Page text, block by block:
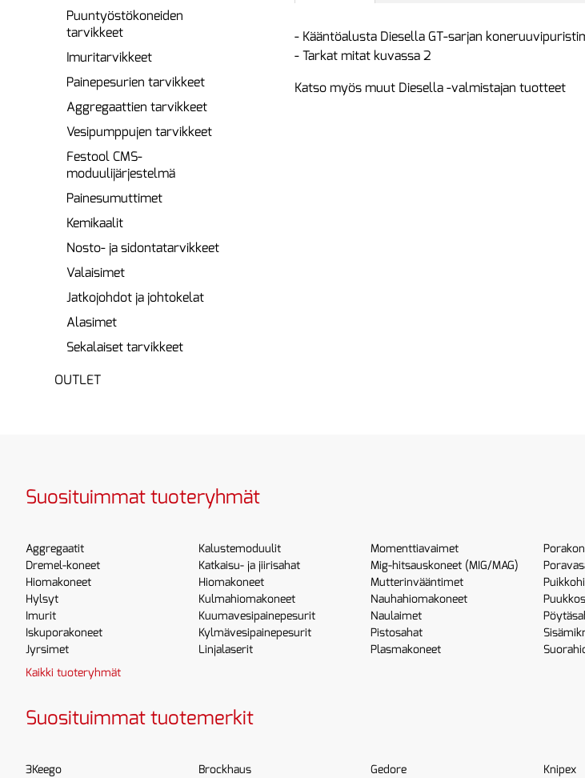
Puuntyöstökoneiden
tarvikkeet
Imuritarvikkeet
Painepesurien tarvikkeet
Aggregaattien tarvikkeet
Vesipumppujen tarvikkeet
Festool CMS-
moduulijärjestelmä
Painesumuttimet
Kemikaalit
Nosto- ja sidontatarvikkeet
Valaisimet
Jatkojohdot ja johtokelat
Alasimet
Sekalaiset tarvikkeet
OUTLET
- Kääntöalusta Diesella GT-sarjan
- Tarkat mitat kuvassa 2
Katso myös muut Diesella -valmistajan tuotteet
Suosituimmat tuoteryhmät
Aggregaatit
Dremel-koneet
Hiomakoneet
Hylsyt
Imurit
Iskuporakoneet
Jyrsimet
Kalustemoduulit
Katkaisu- ja jiirisahat
Hiomakoneet
Kulmahiomakoneet
Kuumavesipainepesurit
Kylmävesipainepesurit
Linjalaserit
Momenttiavaimet
Mig-hitsauskoneet (MIG/MAG)
Mutterinvääntimet
Nauhahiomakoneet
Naulaimet
Pistosahat
Plasmakoneet
Kaikki tuoteryhmät
Suosituimmat tuotemerkit
3Keego
Brockhaus
Gedore
Knipex